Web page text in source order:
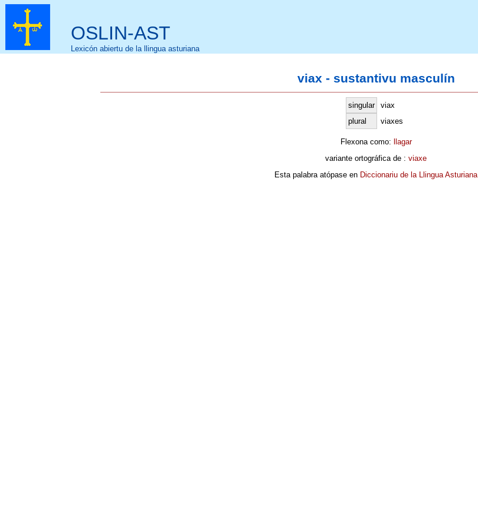
OSLIN-AST
Lexicón abiertu de la llingua asturiana
viax - sustantivu masculín
singular
viax
plural
viaxes
Flexona como: llagar
variante ortográfica de : viaxe
Esta palabra atópase en Diccionariu de la Llingua Asturiana